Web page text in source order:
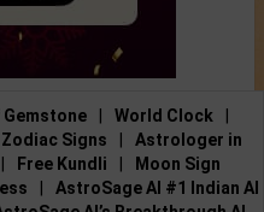
World Clock
Zodiac Signs
Astrologer in
Free Kundli
Moon Sign
AstroSage AI #1 Indian AI